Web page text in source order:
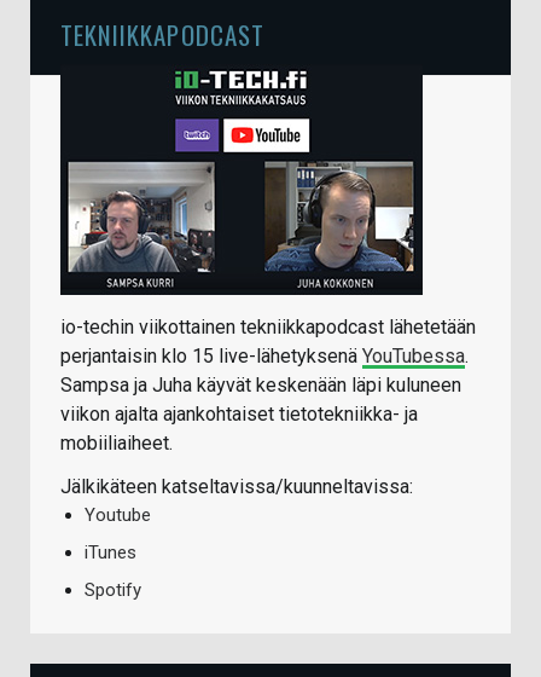
TEKNIIKKAPODCAST
io-techin viikottainen tekniikkapodcast lähetetään
perjantaisin klo 15 live-lähetyksenä YouTubessa.
Sampsa ja Juha käyvät keskenään läpi kuluneen
viikon ajalta ajankohtaiset tietotekniikka- ja
mobiiliaiheet.
Jälkikäteen katseltavissa/kuunneltavissa:
Youtube
iTunes
Spotify